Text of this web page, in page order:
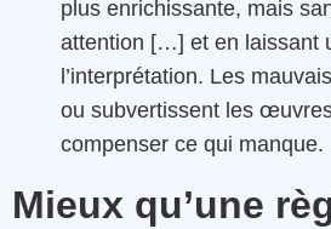
plus enrichissante, mais
attention […] et en laissant
l’interprétation. Les
ou subvertissent les
compenser ce qui manque.
Mieux qu’une